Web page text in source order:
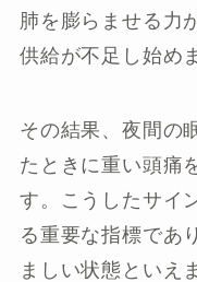
肺を膨らませる力
供給が不足し始め
その結果、夜間の
たときに重い頭痛
す。こうしたサイ
る重要な指標であ
ましい状態といえ